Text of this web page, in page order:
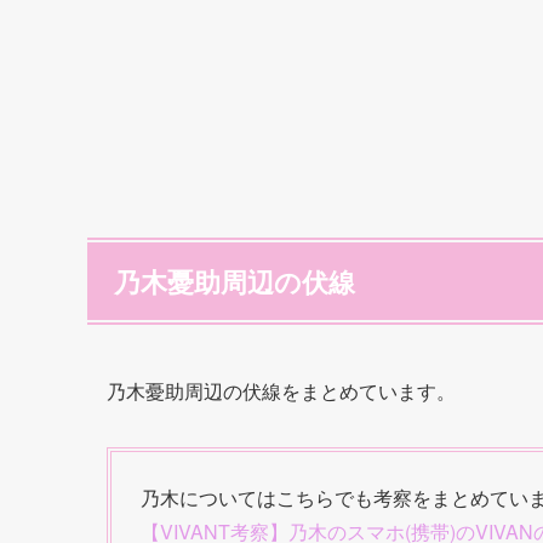
乃木憂助周辺の伏線
乃木憂助周辺の伏線をまとめています。
乃木についてはこちらでも考察をまとめていま
【VIVANT考察】乃木のスマホ(携帯)の